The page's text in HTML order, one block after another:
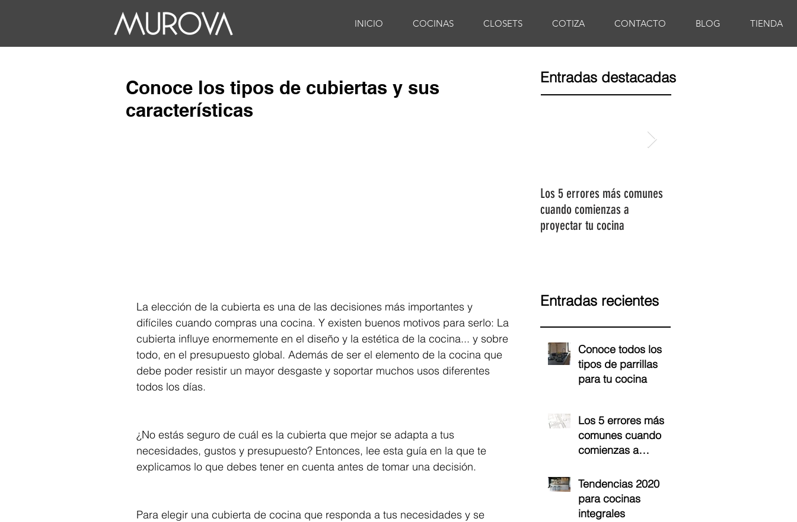
INICIO COCINAS CLOSETS COTIZA CONTACTO BLOG TIENDA
Conoce los tipos de cubiertas y sus
características
La elección de la cubierta es una de las decisiones más importantes y
difíciles cuando compras una cocina. Y existen buenos motivos para serlo: La
cubierta influye enormemente en el diseño y la estética de la cocina... y sobre
todo, en el presupuesto global. Además de ser el elemento de la cocina que
debe poder resistir un mayor desgaste y soportar muchos usos diferentes
todos los días.
¿No estás seguro de cuál es la cubierta que mejor se adapta a tus
necesidades, gustos y presupuesto? Entonces, lee esta guía en la que te
explicamos lo que debes tener en cuenta antes de tomar una decisión.
Para elegir una cubierta de cocina que responda a tus necesidades y se
Entradas destacadas
Los 5 errores más comunes
cuando comienzas a
proyectar tu cocina
Entradas recientes
Conoce todos los
tipos de parrillas
para tu cocina
Los 5 errores más
comunes cuando
comienzas a
Tendencias 2020
para cocinas
integrales